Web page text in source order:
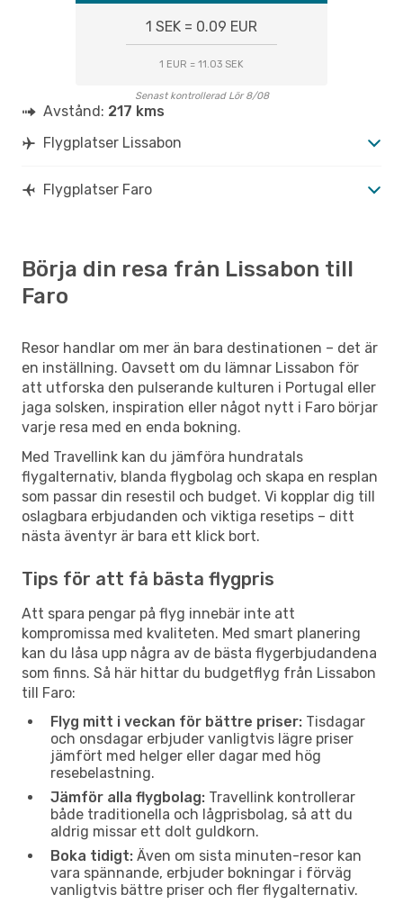
1 SEK = 0.09 EUR
1 EUR = 11.03 SEK
Senast kontrollerad Lör 8/08
Avstånd: 217 kms
Flygplatser Lissabon
Flygplatser Faro
Börja din resa från Lissabon till
Faro
Resor handlar om mer än bara destinationen – det är
en inställning. Oavsett om du lämnar Lissabon för
att utforska den pulserande kulturen i Portugal eller
jaga solsken, inspiration eller något nytt i Faro börjar
varje resa med en enda bokning.
Med Travellink kan du jämföra hundratals
flygalternativ, blanda flygbolag och skapa en resplan
som passar din resestil och budget. Vi kopplar dig till
oslagbara erbjudanden och viktiga resetips – ditt
nästa äventyr är bara ett klick bort.
Tips för att få bästa flygpris
Att spara pengar på flyg innebär inte att
kompromissa med kvaliteten. Med smart planering
kan du låsa upp några av de bästa flygerbjudandena
som finns. Så här hittar du budgetflyg från Lissabon
till Faro:
Flyg mitt i veckan för bättre priser: Tisdagar
och onsdagar erbjuder vanligtvis lägre priser
jämfört med helger eller dagar med hög
resebelastning.
Jämför alla flygbolag: Travellink kontrollerar
både traditionella och lågprisbolag, så att du
aldrig missar ett dolt guldkorn.
Boka tidigt: Även om sista minuten-resor kan
vara spännande, erbjuder bokningar i förväg
vanligtvis bättre priser och fler flygalternativ.